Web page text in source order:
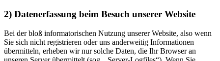
2) Datenerfassung beim Besuch unserer Website
Bei der bloß informatorischen Nutzung unserer Website, also wenn
Sie sich nicht registrieren oder uns anderweitig Informationen
übermitteln, erheben wir nur solche Daten, die Ihr Browser an